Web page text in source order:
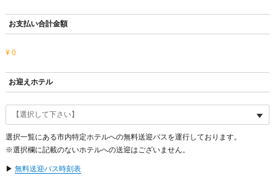
お支払い合計金額
¥ 0
お迎えホテル
選択一覧にある市内特定ホテルへの無料送迎バスを運行しております。
※選択欄に記載のないホテルへの送迎はございません。
▶ 無料送迎バス時刻表